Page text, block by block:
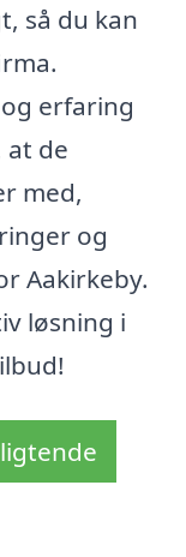
så du kan
erfaring
at de
med,
og
Aakirkeby.
løsning i